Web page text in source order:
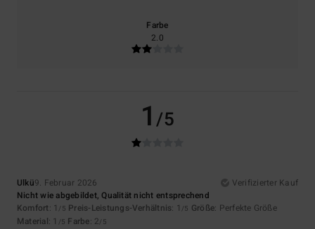
Farbe
2.0
1/5
Ulkü9. Februar 2026
Verifizierter Kauf
Nicht wie abgebildet, Qualität nicht entsprechend
Komfort: 1 /5 Preis-Leistungs-Verhältnis: 1 /5 Größe: Perfekte Größe
Material: 1 /5 Farbe: 2/5